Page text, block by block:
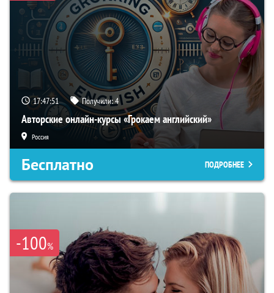
17:47:50 Получили:4
Авторские онлайн-курсы «Грокаем английский»
Россия
Бесплатно ПОДРОБНЕЕ
-100%